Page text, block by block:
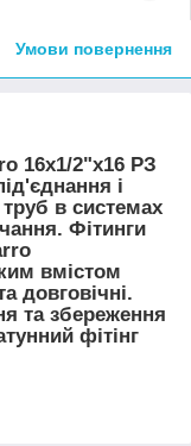
Умови повернення
16х1/2"х16 РЗ
і
в системах
Фітинги
вмістом
довговічні.
та збереження
фітінг